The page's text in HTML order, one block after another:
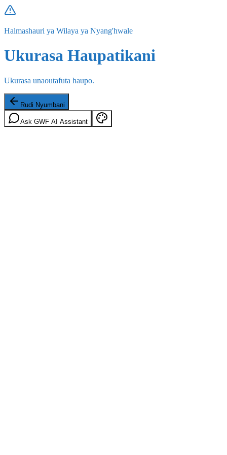
Halmashauri ya Wilaya ya Nyang'hwale
Ukurasa Haupatikani
Ukurasa unaoutafuta haupo.
Rudi Nyumbani
Ask GWF AI Assistant